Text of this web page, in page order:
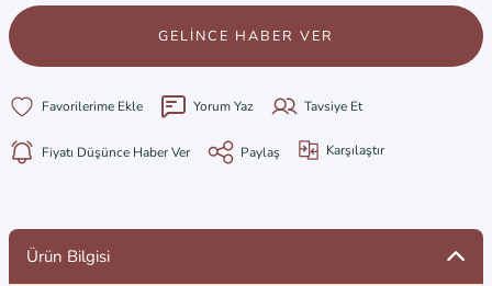
GELİNCE HABER VER
Yorum Yaz Tavsiye Et
Fiyatı Düşünce Haber Ver Paylaş Karşılaştır
Ürün Bilgisi